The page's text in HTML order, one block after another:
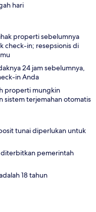
hari
properti sebelumnya
check-in; resepsionis di
24 jam sebelumnya,
in Anda
properti mungkin
sistem terjemahan otomatis
tunai diperlukan untuk
pemerintah
18 tahun